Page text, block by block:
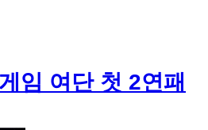
임 여단 첫 2연패